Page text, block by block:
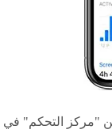
"مركز التحكم" في